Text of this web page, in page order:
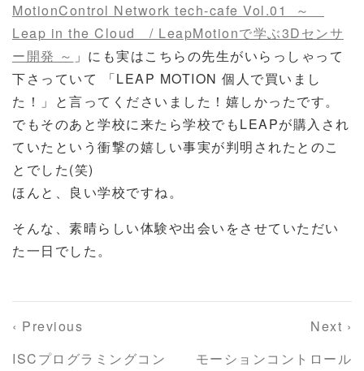
MotionControl Network tech-cafe Vol.01 ～
Leap in the Cloud / LeapMotionで学ぶ3Dセンサ
ー開発 ～ 」にも実はこちらの先生がいらっしゃって
下さっていて 「LEAP MOTION 個人で買いまし
た！」と言ってくださいました！嬉しかったです。
でもそのあと学校に来たら学校でもLEAPが購入され
ていたという衝撃の嬉しい事実が判明されたとのこ
とでした(笑)
ほんと、良い学校ですね。
そんな、素晴らしい体験や出会いをさせていただい
た一日でした。
‹ Previous
ISCプログラミングコン
Next ›
モーションコントロール